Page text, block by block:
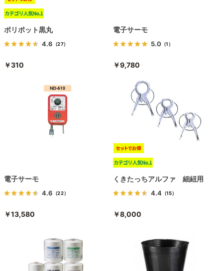
ポリポット黒丸
4.6 （27）
￥310
電子サーモ
5.0 （1）
￥9,780
電子サーモ
4.6 （22）
￥13,580
くきたっちアルファ 細紐用
4.4 （15）
￥8,000